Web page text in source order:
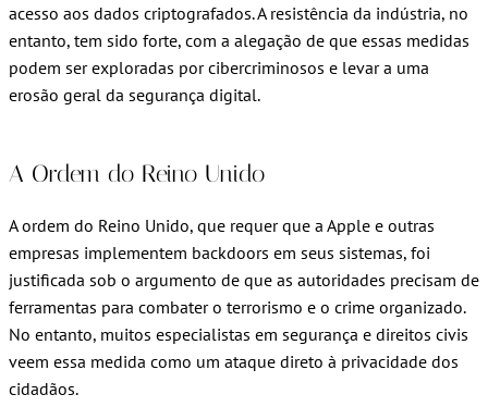
acesso aos dados criptografados. A resistência da indústria, no
entanto, tem sido forte, com a alegação de que essas medidas
podem ser exploradas por cibercriminosos e levar a uma
erosão geral da segurança digital.
A Ordem do Reino Unido
A ordem do Reino Unido, que requer que a Apple e outras
empresas implementem backdoors em seus sistemas, foi
justificada sob o argumento de que as autoridades precisam de
ferramentas para combater o terrorismo e o crime organizado.
No entanto, muitos especialistas em segurança e direitos civis
veem essa medida como um ataque direto à privacidade dos
cidadãos.